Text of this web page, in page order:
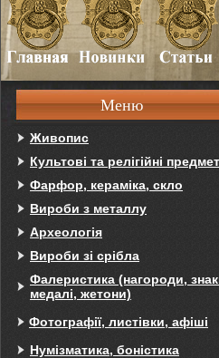
Меню
Живопис
Культові та релігійні
Фарфор, кераміка, скло
Вироби з металлу
Археологія
Вироби зі срібла
Фалеристика (нагороди,
медалі, жетони)
Фотографії, листівки, афіші
Нумізматика, боністика